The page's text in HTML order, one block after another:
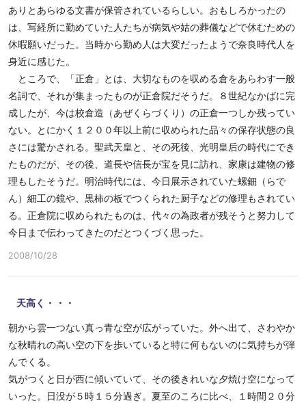
ありとあらゆる文書が保管されているらしい。おもしろかったの
は、写経所に勤めていた人たちが病気や姑の葬儀などで休むための
休暇願いだった。当時から勤め人は大変だったようで奈良時代人を
身近に感じた。
ところで、「正倉」とは、大切なものを収める倉をあらわす一般
名詞で、それが集まったものが正倉院だそうだ。８世紀なかばに完
成したが、今は校倉造（あぜくらづくり）の正倉一つしか残ってい
ない。とにかく１２００年以上前に収められた品々の保存状態の良
さには驚かされる。聖武天皇と、その死後、光明皇后の時代にでき
たものだが、その後、道長や信長が宝を見に訪れ、家康は建物の修
理もしたそうだ。明治時代には、今日展示されていた螺鈿（らで
ん）細工の鏡や、黒柿の板でつくられた厨子などの修理もされてい
る。正倉院に収められたものは、代々の為政者が残そうと努力して
今日まで伝わってきたのだとつくづく思った。
2008/10/28
天高く・・・
朝から雲一つない真っ青な空が広がっていた。外へ出て、さわやか
な秋晴れの高い空の下を歩いていると特に何もないのに気持ちが弾
んでくる。
気がつくと日が西に傾いていて、その後きれいな夕焼け空になって
いった。日没が５時１５分過ぎ。夏至のころに比べ、１時間２０分